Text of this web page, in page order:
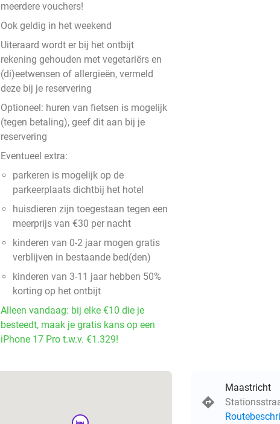
meerdere vouchers!
Ook geldig in het weekend
Uiteraard wordt er bij het ontbijt
rekening gehouden met vegetariërs en
(di)eetwensen of allergieën, vermeld
deze bij je reservering
Optioneel: huren van fietsen is mogelijk
(tegen betaling), geef dit aan bij je
reservering
Eventueel extra:
parkeren is mogelijk op de
parkeerplaats dichtbij het hotel
huisdieren zijn toegestaan tegen een
meerprijs van €30 per nacht
kinderen van 0-2 jaar mogen gratis
verblijven in bestaande bed(den)
kinderen van 3-11 jaar hebben 50%
korting op het ontbijt
Alleen vandaag: bij elke €10 die je
besteedt, maak je gratis kans op een
iPhone 17 Pro t.w.v. €1.329!
Maastricht